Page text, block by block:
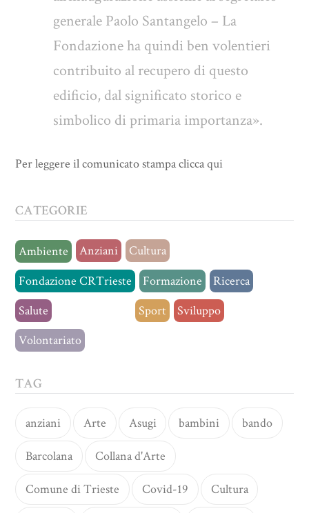
generale Paolo Santangelo – La
Fondazione ha quindi ben volentieri
contribuito al recupero di questo
edificio, dal significato storico e
simbolico di primaria importanza».
Per leggere il comunicato stampa cliccaqui
CATEGORIE
Ambiente Anziani
Cultura
Fondazione CRTrieste
Formazione
Ricerca
Salute
Sport
Sviluppo
Volontariato
TAG
anziani Arte Asugi bambini bando
Barcolana Collana d'Arte
Comune di Trieste Covid-19 Cultura